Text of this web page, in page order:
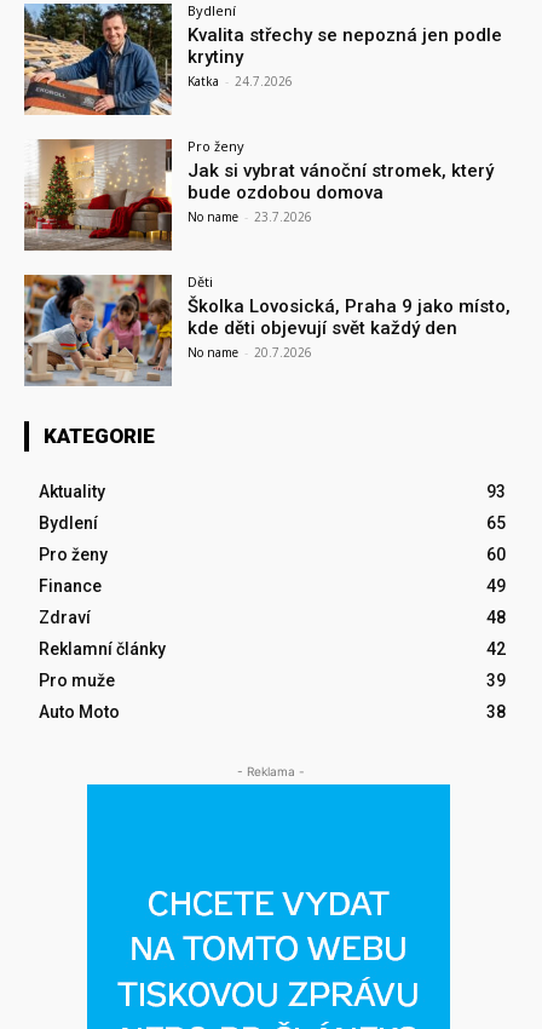
Bydlení
Kvalita střechy se nepozná jen podle
krytiny
Katka - 24.7.2026
Pro ženy
Jak si vybrat vánoční stromek, který
bude ozdobou domova
No name - 23.7.2026
Děti
Školka Lovosická, Praha 9 jako místo,
kde děti objevují svět každý den
No name - 20.7.2026
KATEGORIE
Aktuality
93
Bydlení
65
Pro ženy
60
Finance
49
Zdraví
48
Reklamní články
42
Pro muže
39
Auto Moto
38
- Reklama -